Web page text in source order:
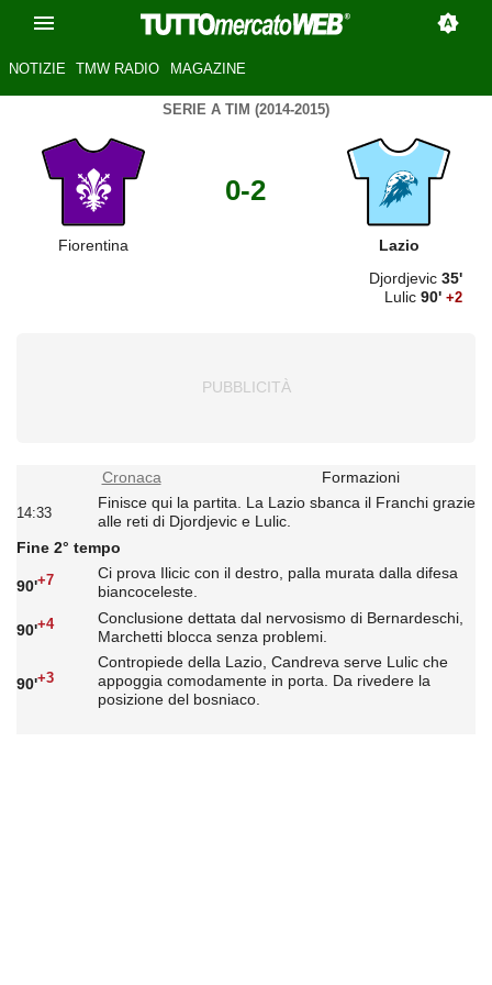
NOTIZIE TMW RADIO MAGAZINE
SERIE A TIM (2014-2015)
Fiorentina
0-2
Lazio
Djordjevic 35'
Lulic 90' +2
Cronaca Formazioni
14:33
Finisce qui la partita. La Lazio sbanca il Franchi grazie
alle reti di Djordjevic e Lulic.
Fine 2° tempo
90'+7
Ci prova Ilicic con il destro, palla murata dalla difesa
biancoceleste.
90'+4
Conclusione dettata dal nervosismo di Bernardeschi,
Marchetti blocca senza problemi.
90'+3
Contropiede della Lazio, Candreva serve Lulic che
appoggia comodamente in porta. Da rivedere la
posizione del bosniaco.